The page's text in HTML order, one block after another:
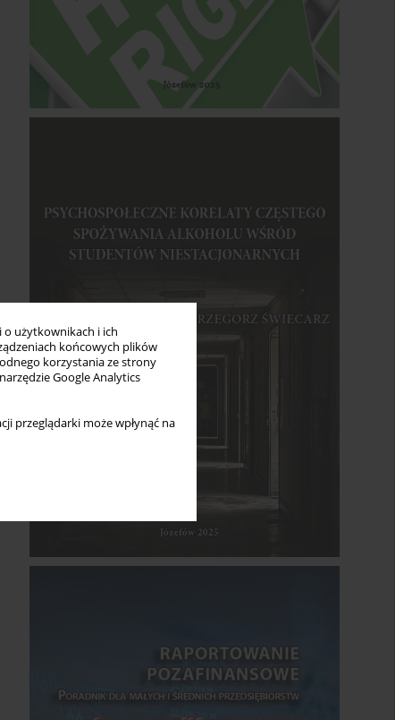
o użytkownikach i ich
końcowych plików
korzystania ze strony
Google Analytics
przeglądarki może wpłynąć na